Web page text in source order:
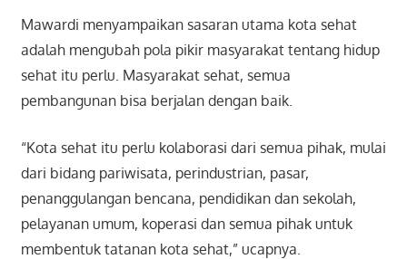
Mawardi menyampaikan sasaran utama kota sehat
adalah mengubah pola pikir masyarakat tentang hidup
sehat itu perlu. Masyarakat sehat, semua
pembangunan bisa berjalan dengan baik.
“Kota sehat itu perlu kolaborasi dari semua pihak, mulai
dari bidang pariwisata, perindustrian, pasar,
penanggulangan bencana, pendidikan dan sekolah,
pelayanan umum, koperasi dan semua pihak untuk
membentuk tatanan kota sehat,” ucapnya.